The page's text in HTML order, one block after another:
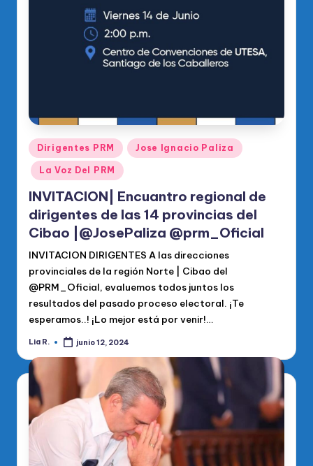
Publicado
en
Dirigentes PRM Jose Ignacio Paliza
La Voz Del PRM
INVITACION| Encuantro regional de
dirigentes de las 14 provincias del
Cibao |@JosePaliza @prm_Oficial
INVITACION DIRIGENTES A las direcciones
provinciales de la región Norte | Cibao del
@PRM_Oficial, evaluemos todos juntos los
resultados del pasado proceso electoral. ¡Te
esperamos..! ¡Lo mejor está por venir!…
Publicado
Lia R. junio 12, 2024